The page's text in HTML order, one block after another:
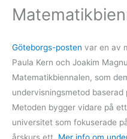
Göteborgs-posten var en av
Paula Kern och Joakim
Matematikbiennalen, som
undervisningsmetod baserad
Metoden bygger vidare på
universitet som fokuserade